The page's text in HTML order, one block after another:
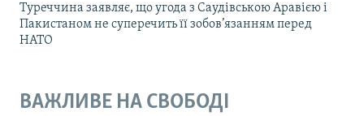
Туреччина заявляє, що угода з Саудівською Аравією і
Пакистаном не суперечить її зобов’язанням перед
НАТО
ВАЖЛИВЕ НА СВОБОДІ